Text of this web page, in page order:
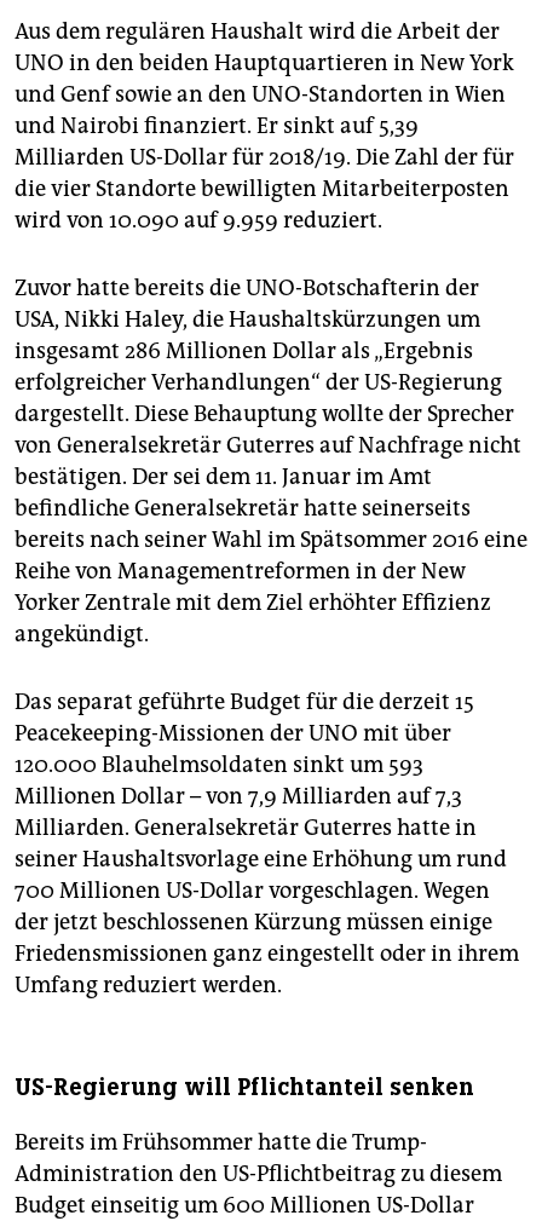
Aus dem regulären Haushalt wird die Arbeit der
UNO in den beiden Hauptquartieren in New York
und Genf sowie an den UNO-Standorten in Wien
und Nairobi finanziert. Er sinkt auf 5,39
Milliarden US-Dollar für 2018/19. Die Zahl der für
die vier Standorte bewilligten Mitarbeiterposten
wird von 10.090 auf 9.959 reduziert.
Zuvor hatte bereits die UNO-Botschafterin der
USA, Nikki Haley, die Haushaltskürzungen um
insgesamt 286 Millionen Dollar als „Ergebnis
erfolgreicher Verhandlungen“ der US-Regierung
dargestellt. Diese Behauptung wollte der Sprecher
von Generalsekretär Guterres auf Nachfrage nicht
bestätigen. Der sei dem 11. Januar im Amt
befindliche Generalsekretär hatte seinerseits
bereits nach seiner Wahl im Spätsommer 2016 eine
Reihe von Management­reformen in der New
Yorker Zentrale mit dem Ziel erhöhter Effizienz
angekündigt.
Das separat geführte Budget für die derzeit 15
Peacekeeping-Missionen der UNO mit über
120.000 Blauhelmsoldaten sinkt um 593
Millionen Dollar – von 7,9 Milliarden auf 7,3
Milliarden. Generalsekretär Guterres hatte in
seiner Haushaltsvorlage eine Erhöhung um rund
700 Millionen US-Dollar vorgeschlagen. Wegen
der jetzt beschlossenen Kürzung müssen einige
Friedensmissionen ganz eingestellt oder in ihrem
Umfang reduziert werden.
US-Regierung will Pflichtanteil senken
Bereits im Frühsommer hatte die Trump-
Administration den US-Pflichtbeitrag zu diesem
Budget einseitig um 600 Millionen US-Dollar